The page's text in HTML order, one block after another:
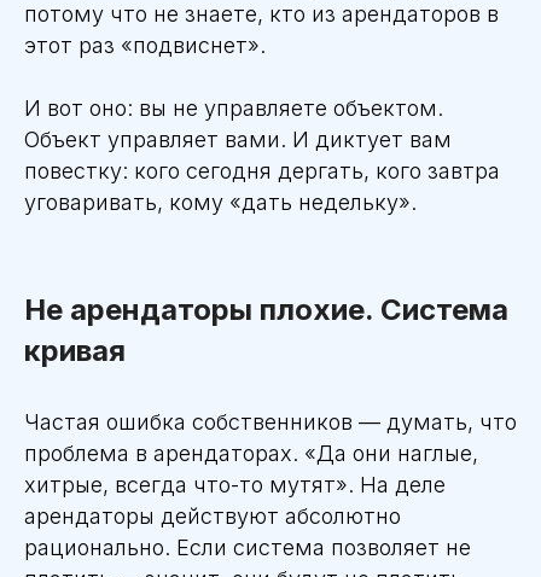
потому что не знаете, кто из арендаторов в
этот раз «подвиснет».
И вот оно: вы не управляете объектом.
Объект управляет вами. И диктует вам
повестку: кого сегодня дергать, кого завтра
уговаривать, кому «дать недельку».
Не арендаторы плохие. Система
кривая
Частая ошибка собственников — думать, что
проблема в арендаторах. «Да они наглые,
хитрые, всегда что-то мутят». На деле
арендаторы действуют абсолютно
рационально. Если система позволяет не